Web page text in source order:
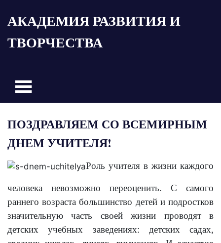
АКАДЕМИЯ РАЗВИТИЯ И
ТВОРЧЕСТВА
ПОЗДРАВЛЯЕМ СО ВСЕМИРНЫМ
ДНЕМ УЧИТЕЛЯ!
Роль учителя в жизни каждого
человека невозможно переоценить. С самого
раннего возраста большинство детей и подростков
значительную часть своей жизни проводят в
детских учебных заведениях: детских садах,